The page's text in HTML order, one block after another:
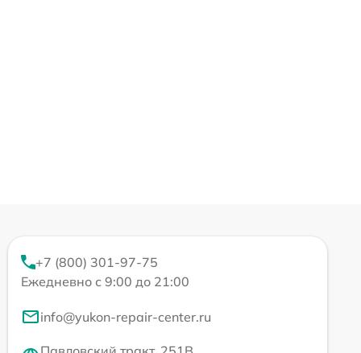
+7 (800) 301-97-75
Ежедневно с 9:00 до 21:00
info@yukon-repair-center.ru